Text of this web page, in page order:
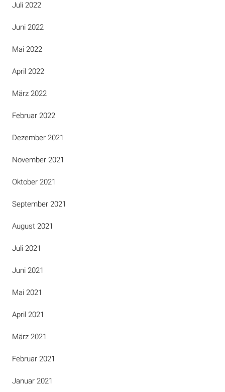
Juli 2022
Juni 2022
Mai 2022
April 2022
März 2022
Februar 2022
Dezember 2021
November 2021
Oktober 2021
September 2021
August 2021
Juli 2021
Juni 2021
Mai 2021
April 2021
März 2021
Februar 2021
Januar 2021